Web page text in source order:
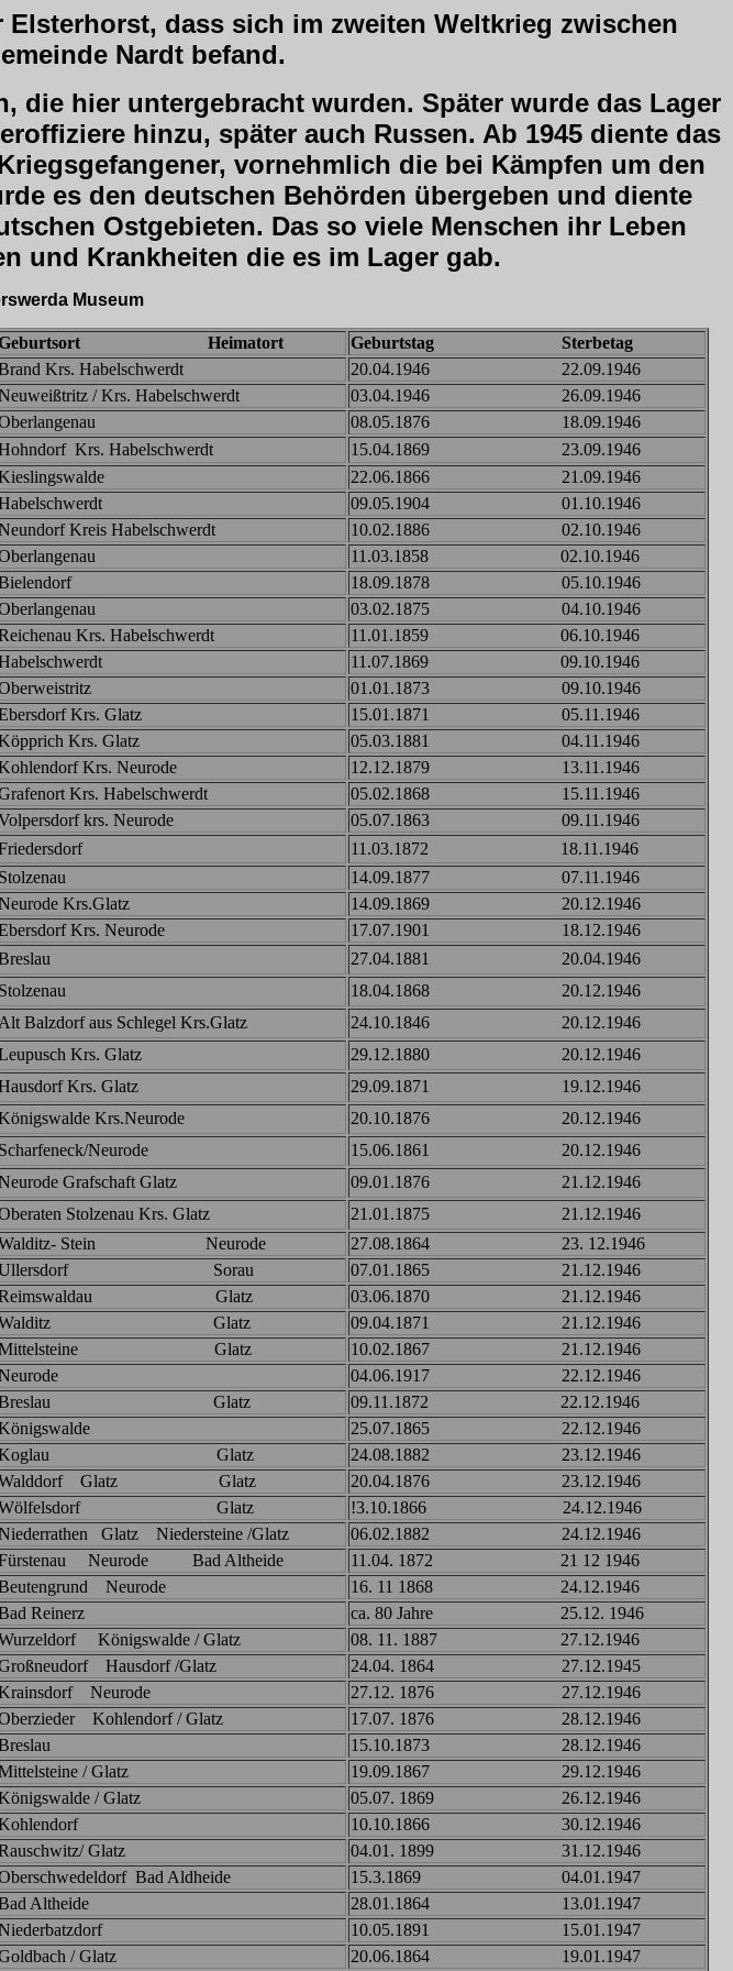
dass sich im zweiten Weltkrieg zwischen
Nardt befand.
die hier untergebracht wurden. Später wurde das Lager
hinzu, später auch Russen. Ab 1945 diente das
vornehmlich die bei Kämpfen um den
es den deutschen Behörden übergeben und diente
Ostgebieten. Das so viele Menschen ihr Leben
und Krankheiten die es im Lager gab.
Museum
Heimatort
Geburtstag Sterbetag
Krs. Habelschwerdt
20.04.1946 22.09.1946
/ Krs. Habelschwerdt
03.04.1946 26.09.1946
08.05.1876 18.09.1946
Krs. Habelschwerdt
15.04.1869 23.09.1946
22.06.1866 21.09.1946
09.05.1904 01.10.1946
Kreis Habelschwerdt
10.02.1886 02.10.1946
11.03.1858 02.10.1946
18.09.1878 05.10.1946
03.02.1875 04.10.1946
Krs. Habelschwerdt
11.01.1859 06.10.1946
11.07.1869 09.10.1946
01.01.1873 09.10.1946
Krs. Glatz
15.01.1871 05.11.1946
Krs. Glatz
05.03.1881 04.11.1946
Krs. Neurode
12.12.1879 13.11.1946
Krs. Habelschwerdt
05.02.1868 15.11.1946
krs. Neurode
05.07.1863 09.11.1946
11.03.1872 18.11.1946
Stolzenau
14.09.1877 07.11.1946
Krs.Glatz
14.09.1869 20.12.1946
Krs. Neurode
17.07.1901 18.12.1946
27.04.1881 20.04.1946
Stolzenau
18.04.1868 20.12.1946
Alt Balzdorf aus Schlegel Krs.Glatz
24.10.1846 20.12.1946
Krs. Glatz
29.12.1880 20.12.1946
Krs. Glatz
29.09.1871 19.12.1946
Krs.Neurode
20.10.1876 20.12.1946
Scharfeneck/Neurode
15.06.1861 20.12.1946
Grafschaft Glatz
09.01.1876 21.12.1946
Stolzenau Krs. Glatz
21.01.1875 21.12.1946
Stein Neurode
27.08.1864 23. 12.1946
Sorau
07.01.1865 21.12.1946
Glatz
03.06.1870 21.12.1946
Glatz
09.04.1871 21.12.1946
Glatz
10.02.1867 21.12.1946
04.06.1917 22.12.1946
Glatz
09.11.1872 22.12.1946
25.07.1865 22.12.1946
Glatz
24.08.1882 23.12.1946
Glatz Glatz
20.04.1876 23.12.1946
Glatz
!3.10.1866 24.12.1946
Glatz Niedersteine /Glatz
06.02.1882 24.12.1946
Neurode Bad Altheide
11.04. 1872 21 12 1946
Neurode
16. 11 1868 24.12.1946
Reinerz
ca. 80 Jahre 25.12. 1946
Königswalde / Glatz
08. 11. 1887 27.12.1946
Hausdorf /Glatz
24.04. 1864 27.12.1945
Neurode
27.12. 1876 27.12.1946
Kohlendorf / Glatz
17.07. 1876 28.12.1946
15.10.1873 28.12.1946
/ Glatz
19.09.1867 29.12.1946
/ Glatz
05.07. 1869 26.12.1946
10.10.1866 30.12.1946
Glatz
04.01. 1899 31.12.1946
Bad Aldheide
15.3.1869 04.01.1947
Altheide
28.01.1864 13.01.1947
10.05.1891 15.01.1947
/ Glatz 20.06.1864 19.01.1947